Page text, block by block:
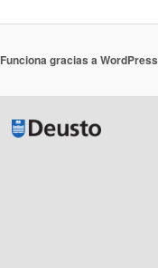
Funciona gracias a WordPress